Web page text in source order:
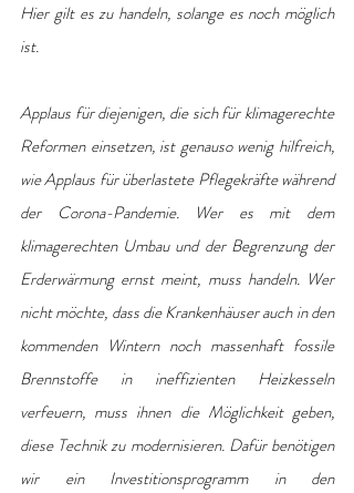
Hier gilt es zu handeln, solange es noch möglich
ist.
Applaus für diejenigen, die sich für klimagerechte
Reformen einsetzen, ist genauso wenig hilfreich,
wie Applaus für überlastete Pflegekräfte während
der Corona-Pandemie. Wer es mit dem
klimagerechten Umbau und der Begrenzung der
Erderwärmung ernst meint, muss handeln. Wer
nicht möchte, dass die Krankenhäuser auch in den
kommenden Wintern noch massenhaft fossile
Brennstoffe in ineffizienten Heizkesseln
verfeuern, muss ihnen die Möglichkeit geben,
diese Technik zu modernisieren. Dafür benötigen
wir ein Investitionsprogramm in den